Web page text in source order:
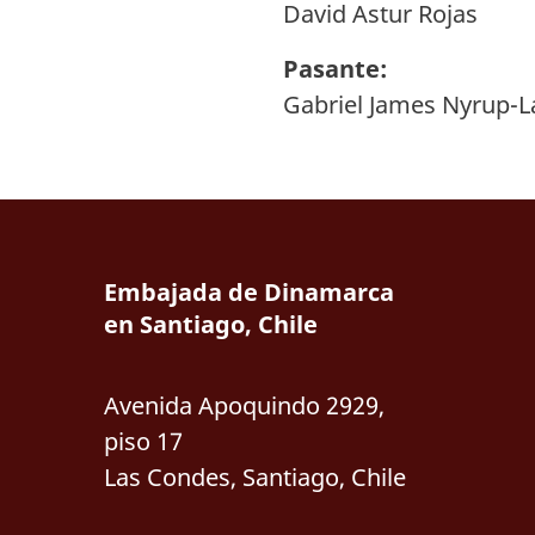
David Astur Rojas
Pasante:
Gabriel James Nyrup-
Embajada de Dinamarca
en Santiago, Chile
Avenida Apoquindo 2929,
piso 17
Las Condes, Santiago, Chile